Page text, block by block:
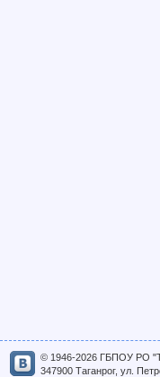
© 1946-2026 ГБПОУ РО
347900 Таганрог, ул.